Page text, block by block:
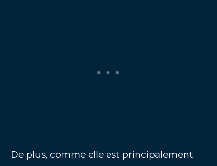
De plus, comme elle est principalement